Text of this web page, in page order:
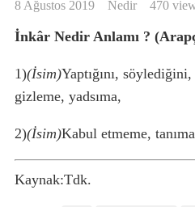
8 Ağustos 2019 Nedir 470
İnkâr Nedir Anlamı ?
1)(İsim)Yaptığını,
gizleme, yadsıma,
2)(İsim)Kabul etmeme,
Kaynak:Tdk.